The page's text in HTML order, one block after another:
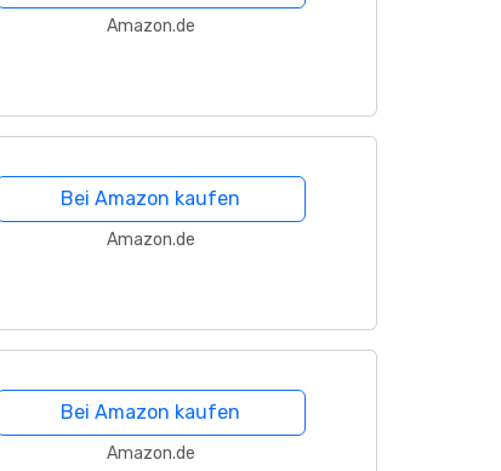
Amazon.de
Bei Amazon kaufen
Amazon.de
Bei Amazon kaufen
Amazon.de